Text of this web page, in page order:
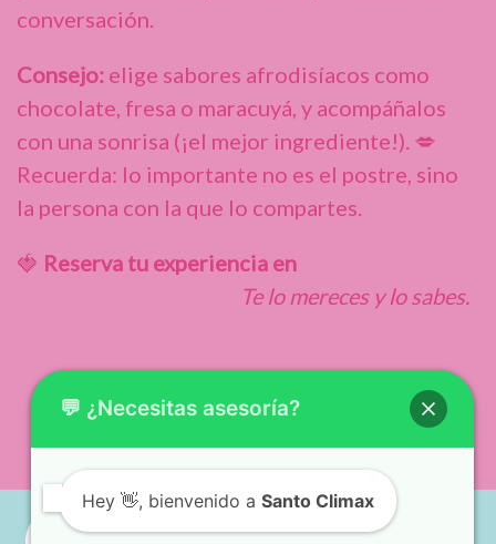
conversación.
Consejo: elige sabores afrodisíacos como
chocolate, fresa o maracuyá, y acompáñalos
con una sonrisa (¡el mejor ingrediente!). 💋
Recuerda: lo importante no es el postre, sino
la persona con la que lo compartes.
🍓 Reserva tu experiencia en
Te lo mereces y lo sabes.
💬 ¿Necesitas asesoría?
Hey 👋, bienvenido a Santo Climax